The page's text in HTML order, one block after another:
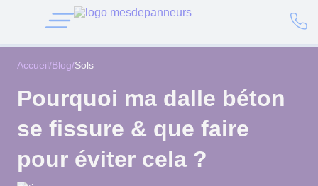
Accueil/Blog/Sols
Pourquoi ma dalle béton
se fissure & que faire
pour éviter cela ?